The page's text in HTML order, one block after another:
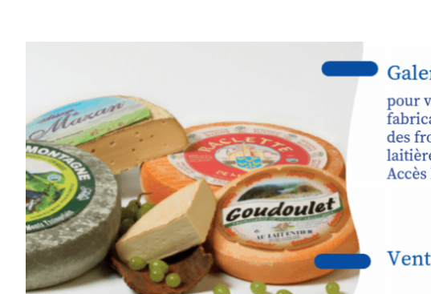
paysages de Haute-Loire ?
vous propose un
, accessibleà tous
niveaux, dans un cadre naturel
inspirantautour de Saint-Front , à
minutes du Puy-en-Velay.
Pendant3 jours, vous apprendrez à
l’instant :
Croquis, carnet de voyage, composition,
aquarelle, encre, ou contenu hybride.